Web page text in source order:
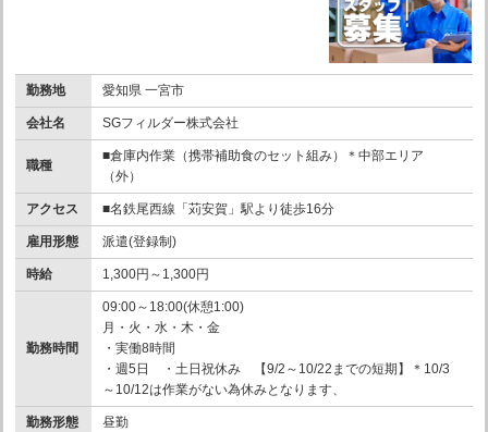
勤務地 愛知県 一宮市
会社名 SGフィルダー株式会社
職種
■倉庫内作業（携帯補助食のセット組み）＊中部エリア
（外）
アクセス ■名鉄尾西線「苅安賀」駅より徒歩16分
雇用形態 派遣(登録制)
時給 1,300円～1,300円
勤務時間
09:00～18:00(休憩1:00)
月・火・水・木・金
・実働8時間
・週5日 ・土日祝休み 【9/2～10/22までの短期】＊10/3
～10/12は作業がない為休みとなります、
勤務形態 昼勤